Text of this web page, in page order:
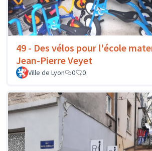
49 - Des vélos pour l'école
Jean-Pierre Veyet
Ville de Lyon 0 0